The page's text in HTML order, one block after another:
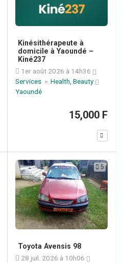
Kinésithérapeute à
domicile à Yaoundé –
Kiné237
1er août 2026 à 14h36
Services » Health, Beauty
Yaoundé
15,000 F
5
Toyota Avensis 98
28 juil. 2026 à 10h06